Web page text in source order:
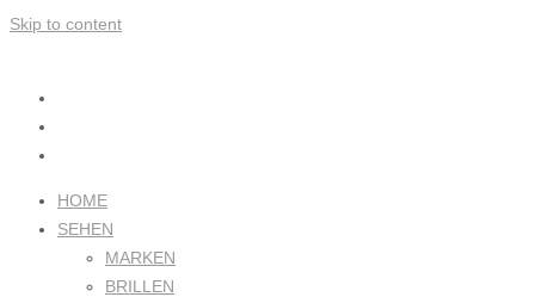
Skip to content
HOME
SEHEN
MARKEN
BRILLEN